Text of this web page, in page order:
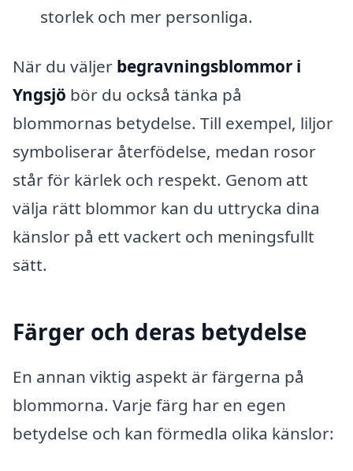
storlek och mer personliga.
När du väljer begravningsblommor i
Yngsjö bör du också tänka på
blommornas betydelse. Till exempel, liljor
symboliserar återfödelse, medan rosor
står för kärlek och respekt. Genom att
välja rätt blommor kan du uttrycka dina
känslor på ett vackert och meningsfullt
sätt.
Färger och deras betydelse
En annan viktig aspekt är färgerna på
blommorna. Varje färg har en egen
betydelse och kan förmedla olika känslor: